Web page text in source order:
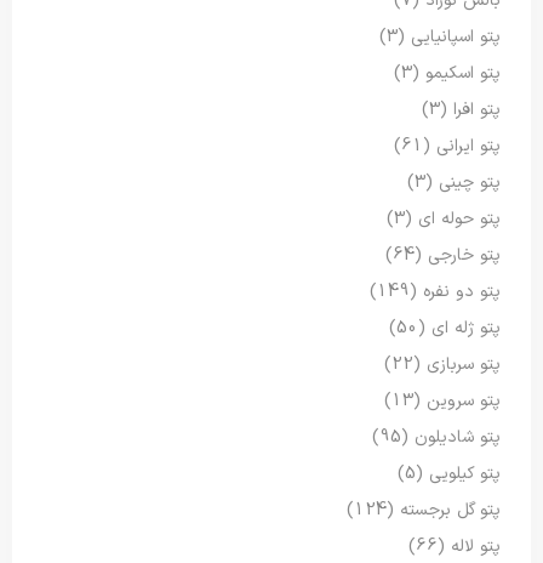
پتو اسپانیایی (3)
پتو اسکیمو (3)
پتو افرا (3)
پتو ایرانی (61)
پتو چینی (3)
پتو حوله ای (3)
پتو خارجی (64)
پتو دو نفره (149)
پتو ژله ای (50)
پتو سربازی (22)
پتو سروین (13)
پتو شادیلون (95)
پتو کیلویی (5)
پتو گل برجسته (124)
پتو لاله (66)